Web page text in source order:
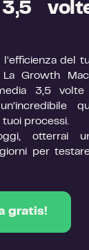
l’efficienza del
Growth
3,5 volte
processi.
otterrai
per
gratis!